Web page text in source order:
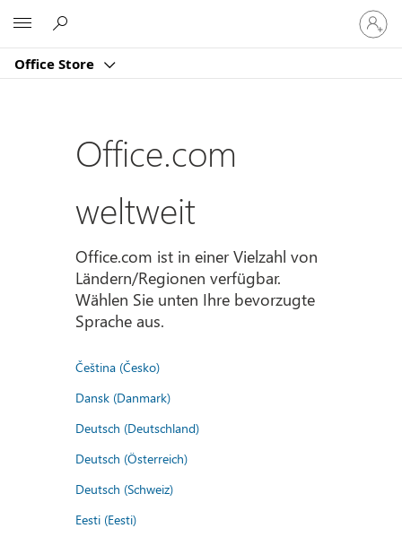
Office Store
Bei
Ihrem
Konto
Office.com
weltweit
Office.com ist in einer Vielzahl von
Ländern/Regionen verfügbar.
Wählen Sie unten Ihre bevorzugte
Sprache aus.
Čeština (Česko)
Dansk (Danmark)
Deutsch (Deutschland)
Deutsch (Österreich)
Deutsch (Schweiz)
Eesti (Eesti)